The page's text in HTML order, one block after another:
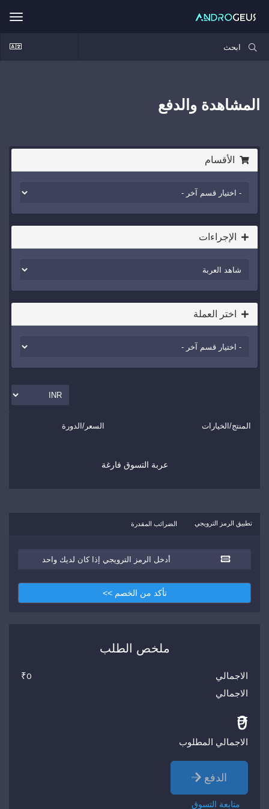
المشاهدة والدفع
الأقسام
الإجراءات
اختر العملة
المنتج/الخيارات السعر/الدورة
عربة التسوق فارغة
تطبيق الرمز الترويجي الضرائب المقدرة
تأكد من الخصم >>
ملخص الطلب
الاجمالي
₹0
الاجمالي
₹0
الاجمالي المطلوب
الدفع
متابعة التسوق